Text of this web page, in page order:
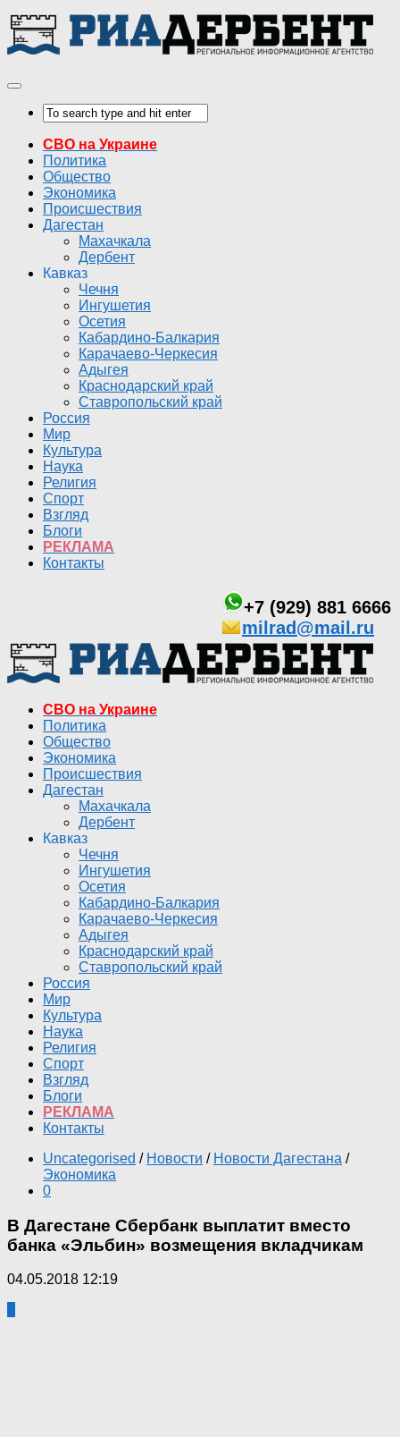
СВО на Украине
Политика
Общество
Экономика
Происшествия
Дагестан
Махачкала
Дербент
Кавказ
Чечня
Ингушетия
Осетия
Кабардино-Балкария
Карачаево-Черкесия
Адыгея
Краснодарский край
Ставропольский край
Россия
Мир
Культура
Наука
Религия
Спорт
Взгляд
Блоги
РЕКЛАМА
Контакты
+7 (929) 881 6666
milrad@mail.ru
СВО на Украине
Политика
Общество
Экономика
Происшествия
Дагестан
Махачкала
Дербент
Кавказ
Чечня
Ингушетия
Осетия
Кабардино-Балкария
Карачаево-Черкесия
Адыгея
Краснодарский край
Ставропольский край
Россия
Мир
Культура
Наука
Религия
Спорт
Взгляд
Блоги
РЕКЛАМА
Контакты
Uncategorised / Новости / Новости Дагестана /
Экономика
0
В Дагестане Сбербанк выплатит вместо
банка «Эльбин» возмещения вкладчикам
04.05.2018 12:19